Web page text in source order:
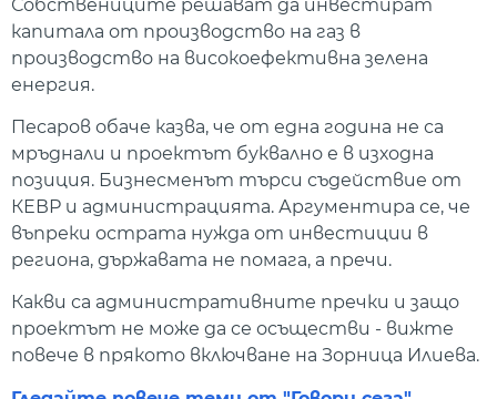
Собствениците решават да инвестират
капитала от производство на газ в
производство на високоефективна зелена
енергия.
Песаров обаче казва, че от една година не са
мръднали и проектът буквално е в изходна
позиция. Бизнесменът търси съдействие от
КЕВР и администрацията. Аргументира се, че
въпреки острата нужда от инвестиции в
региона, държавата не помага, а пречи.
Какви са административните пречки и защо
проектът не може да се осъществи - вижте
повече в прякото включване на Зорница Илиева.